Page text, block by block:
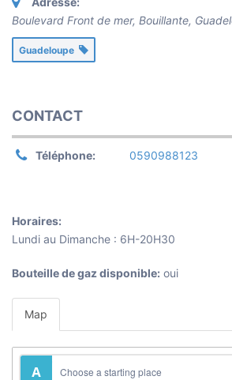
Boulevard Front de mer, Bouillante,
Guadeloupe
CONTACT
Téléphone: 0590988123
Horaires:
Lundi au Dimanche : 6H-20H30
Bouteille de gaz disponible: oui
Map